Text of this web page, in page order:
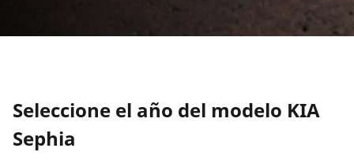
Seleccione el año del modelo KIA
Sephia